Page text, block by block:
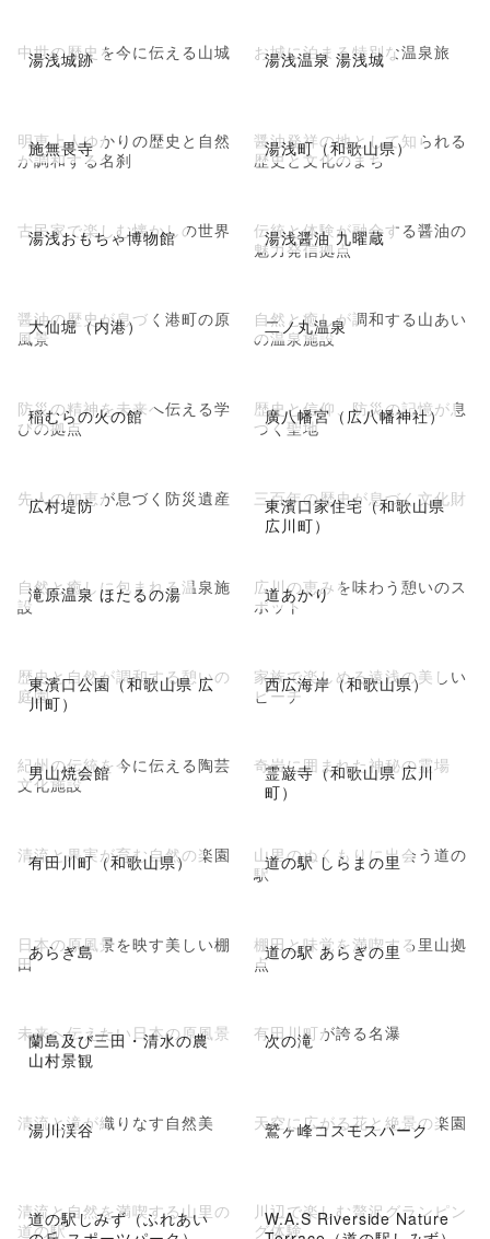
湯浅城跡
中世の歴史を今に伝える山城 湯浅温泉 湯浅城
お城に泊まる特別な温泉旅
施無畏寺
明恵上人ゆかりの歴史と自然
が調和する名刹
湯浅町（和歌山県）
醤油発祥の地として知られる
歴史と文化のまち
湯浅おもちゃ博物館
古民家で楽しむ懐かしの世界 湯浅醤油 九曜蔵
伝統と体験が融合する醤油の
魅力発信拠点
大仙堀（内港）
醤油の歴史が息づく港町の原
風景
二ノ丸温泉
自然と癒しが調和する山あい
の温泉施設
稲むらの火の館
防災の精神を未来へ伝える学
びの拠点
廣八幡宮（広八幡神社）
歴史と信仰、防災の記憶が息
づく聖地
広村堤防
先人の知恵が息づく防災遺産
東濱口家住宅（和歌山県
広川町）
三百年の歴史が息づく文化財
滝原温泉 ほたるの湯
自然と癒しに包まれる温泉施
設
道あかり
広川の恵みを味わう憩いのス
ポット
東濱口公園（和歌山県 広
川町）
歴史と自然が調和する憩いの
庭園
西広海岸（和歌山県）
家族で楽しめる遠浅の美しい
ビーチ
男山焼会館
紀州の伝統を今に伝える陶芸
文化施設
霊巌寺（和歌山県 広川
町）
奇岩に囲まれた神秘の霊場
有田川町（和歌山県）
清流と果実が育む自然の楽園 道の駅 しらまの里
山里のぬくもりに出会う道の
駅
あらぎ島
日本の原風景を映す美しい棚
田
道の駅 あらぎの里
棚田と味覚を満喫する里山拠
点
蘭島及び三田・清水の農
山村景観
未来へ伝えたい日本の原風景 次の滝
有田川町が誇る名瀑
湯川渓谷
清流と滝が織りなす自然美 鷲ヶ峰コスモスパーク
天空に広がる花と絶景の楽園
道の駅しみず（ふれあい
清流と自然を満喫する山里の
道の駅
W.A.S Riverside Nature
川辺で楽しむ贅沢グランピン
グ体験